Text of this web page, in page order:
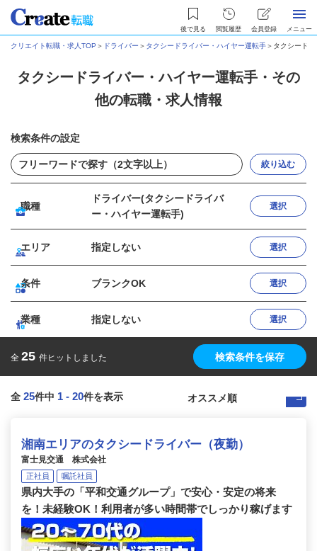
後で見る 閲覧履歴 会員登録 メニュー
クリエイト転職・求人TOP ＞ ドライバー ＞ タクシードライバー・ハイヤー運転手＞ タクシード
タクシードライバー・ハイヤー運転手・その
他の転職・求人情報
検索条件の設定
絞り込む
職種
ドライバー(タクシードライバ
ー・ハイヤー運転手)
選択
エリア 指定しない 選択
条件 ブランクOK 選択
業種 指定しない 選択
全 25 件ヒットしました 検索条件を保存
全 25件中 1 - 20件を表示
湘南エリアのタクシードライバー（夜勤）
富士見交通 株式会社
正社員 嘱託社員
県内大手の「平和交通グループ」で安心・安定の将来
を！未経験OK！利用者が多い時間帯でしっかり稼げます